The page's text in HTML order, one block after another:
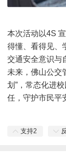
本次活动以4S
得懂、看得见、
交通安全意识与
未来，佛山公交
划”，常态化进
任，守护市民平
支持2